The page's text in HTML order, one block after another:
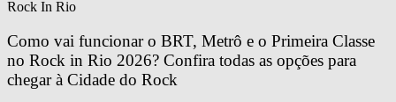
Rock In Rio
Como vai funcionar o BRT, Metrô e o Primeira Classe
no Rock in Rio 2026? Confira todas as opções para
chegar à Cidade do Rock